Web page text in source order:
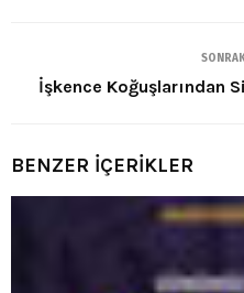
İşkence Koğuşlarından
BENZER İÇERİKLER